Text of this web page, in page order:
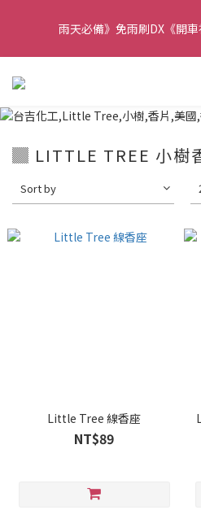
聯絡我們
雨天必備》免雨刷DX《開
【重要】本公司不會在假日、非上
▓ LITTLE TREE 小樹
Sort by
Little Tree 線香座
NT$89